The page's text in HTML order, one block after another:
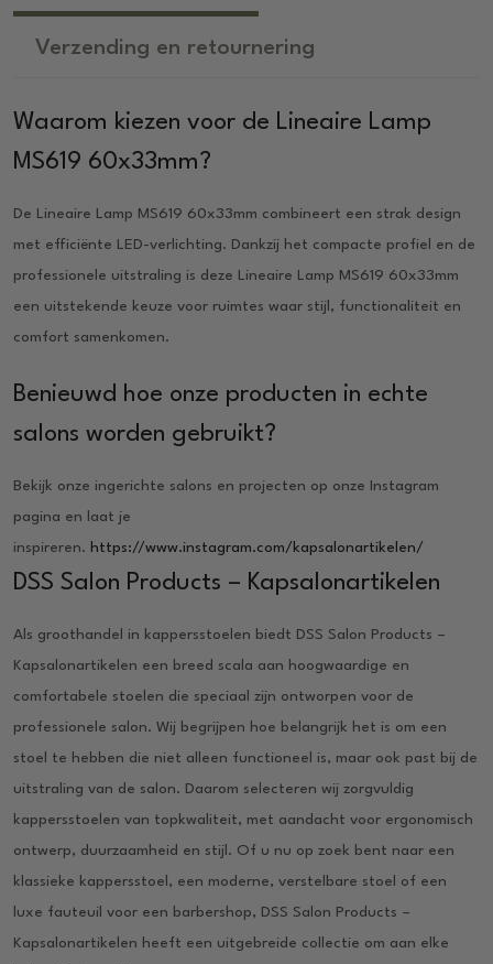
Verzending en retournering
Waarom kiezen voor de Lineaire Lamp
MS619 60x33mm?
De Lineaire Lamp MS619 60x33mm combineert een strak design
met efficiënte LED-verlichting. Dankzij het compacte profiel en de
professionele uitstraling is deze Lineaire Lamp MS619 60x33mm
een uitstekende keuze voor ruimtes waar stijl, functionaliteit en
comfort samenkomen.
Benieuwd hoe onze producten in echte
salons worden gebruikt?
Bekijk onze ingerichte salons en projecten op onze Instagram
pagina en laat je
inspireren. https://www.instagram.com/kapsalonartikelen/
DSS Salon Products – Kapsalonartikelen
Als groothandel in kappersstoelen biedt DSS Salon Products –
Kapsalonartikelen een breed scala aan hoogwaardige en
comfortabele stoelen die speciaal zijn ontworpen voor de
professionele salon. Wij begrijpen hoe belangrijk het is om een
stoel te hebben die niet alleen functioneel is, maar ook past bij de
uitstraling van de salon. Daarom selecteren wij zorgvuldig
kappersstoelen van topkwaliteit, met aandacht voor ergonomisch
ontwerp, duurzaamheid en stijl. Of u nu op zoek bent naar een
klassieke kappersstoel, een moderne, verstelbare stoel of een
luxe fauteuil voor een barbershop, DSS Salon Products –
Kapsalonartikelen heeft een uitgebreide collectie om aan elke